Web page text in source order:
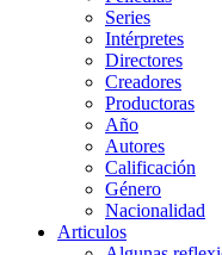
Series
Intérpretes
Directores
Creadores
Productoras
Año
Autores
Calificación
Género
Nacionalidad
Articulos